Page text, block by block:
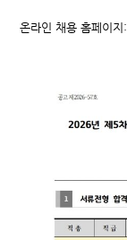
온라인 채용 홈페이지: